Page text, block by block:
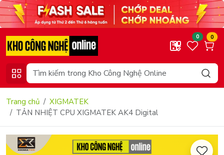
0 0
Trang chủ
XIGMATEK
TẢN NHIỆT CPU XIGMATEK AK4 Digital